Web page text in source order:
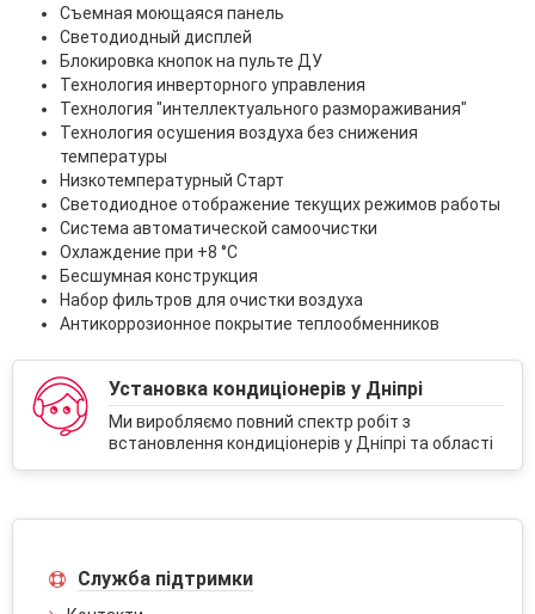
Съемная моющаяся панель
Светодиодный дисплей
Блокировка кнопок на пульте ДУ
Технология инверторного управления
Технология "интеллектуального размораживания"
Технология осушения воздуха без снижения
температуры
Низкотемпературный Старт
Светодиодное отображение текущих режимов работы
Система автоматической самоочистки
Охлаждение при +8 °C
Бесшумная конструкция
Набор фильтров для очистки воздуха
Антикоррозионное покрытие теплообменников
Установка кондиціонерів у Дніпрі
Ми виробляємо повний спектр робіт з
встановлення кондиціонерів у Дніпрі та області
Служба підтримки